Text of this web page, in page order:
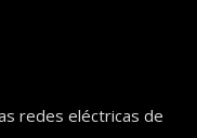
redes eléctricas de